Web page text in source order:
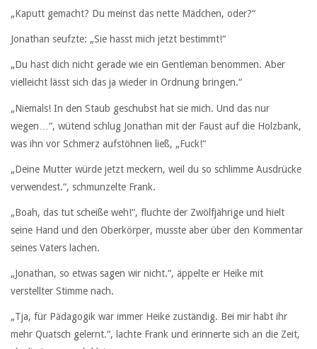
„Kaputt gemacht? Du meinst das nette Mädchen, oder?“
Jonathan seufzte: „Sie hasst mich jetzt bestimmt!“
„Du hast dich nicht gerade wie ein Gentleman benommen. Aber
vielleicht lässt sich das ja wieder in Ordnung bringen.“
„Niemals! In den Staub geschubst hat sie mich. Und das nur
wegen…“, wütend schlug Jonathan mit der Faust auf die Holzbank,
was ihn vor Schmerz aufstöhnen ließ, „Fuck!“
„Deine Mutter würde jetzt meckern, weil du so schlimme Ausdrücke
verwendest.“, schmunzelte Frank.
„Boah, das tut scheiße weh!“, fluchte der Zwölfjährige und hielt
seine Hand und den Oberkörper, musste aber über den Kommentar
seines Vaters lachen.
„Jonathan, so etwas sagen wir nicht.“, äppelte er Heike mit
verstellter Stimme nach.
„Tja, für Pädagogik war immer Heike zuständig. Bei mir habt ihr
mehr Quatsch gelernt.“, lachte Frank und erinnerte sich an die Zeit,